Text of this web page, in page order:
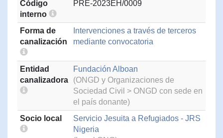
Código
interno
PRE-2023EH/0009
Forma de
canalización
Intervenciones a través de terceros
mediante convocatoria
Entidad
canalizadora
Fundación Alboan
(ONGD y Organizaciones de
Sociedad Civil > ONGD con sede en
el país donante)
Socio local
Servicio Jesuita a Refugiados - JRS
Nigeria